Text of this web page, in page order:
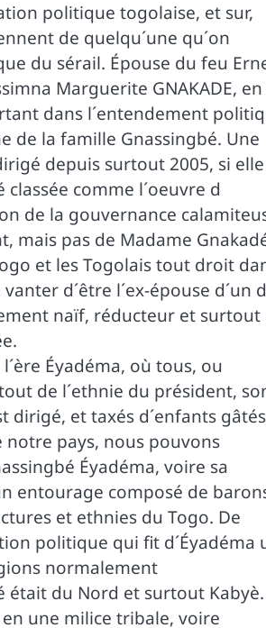
politique togolaise, et sur,
de quelqu´une qu´on
du sérail. Épouse du feu
Marguerite GNAKADE, en
dans l´entendement
de la famille Gnassingbé. Une
depuis surtout 2005, si elle
comme l´oeuvre d
de la gouvernance
mais pas de Madame
et les Togolais tout droit
d´être l´ex-épouse d´un
naïf, réducteur et surtout
Éyadéma, où tous, ou
de l´ethnie du président,
dirigé, et taxés d´enfants gâtés
pays, nous pouvons
Éyadéma, voire sa
entourage composé de
et ethnies du Togo. De
politique qui fit d´Éyadéma
normalement
était du Nord et surtout
une milice tribale, voire